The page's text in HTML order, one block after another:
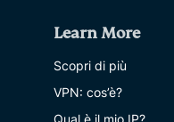
Learn More
Scopri di più
VPN: cos’è?
Qual è il mio IP?